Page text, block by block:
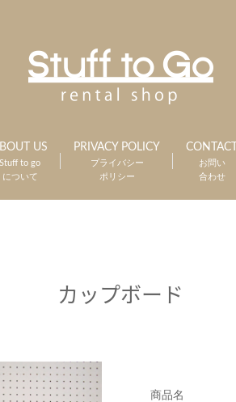
US
Stuff to go
について
PRIVACY POLICY
プライバシー
ポリシー
CONTACT
お問い
合わせ
カップボード
商品名